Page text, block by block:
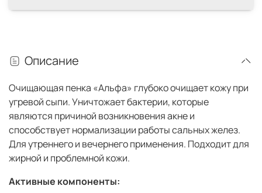
Описание
Очищающая пенка «Альфа» глубоко очищает кожу при
угревой сыпи. Уничтожает бактерии, которые
являются причиной возникновения акне и
способствует нормализации работы сальных желез.
Для утреннего и вечернего применения. Подходит для
жирной и проблемной кожи.
Активные компоненты: